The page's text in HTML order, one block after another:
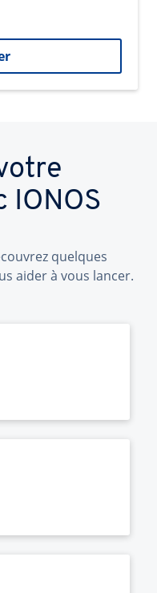
IONOS
quelques
aider à vous lancer.